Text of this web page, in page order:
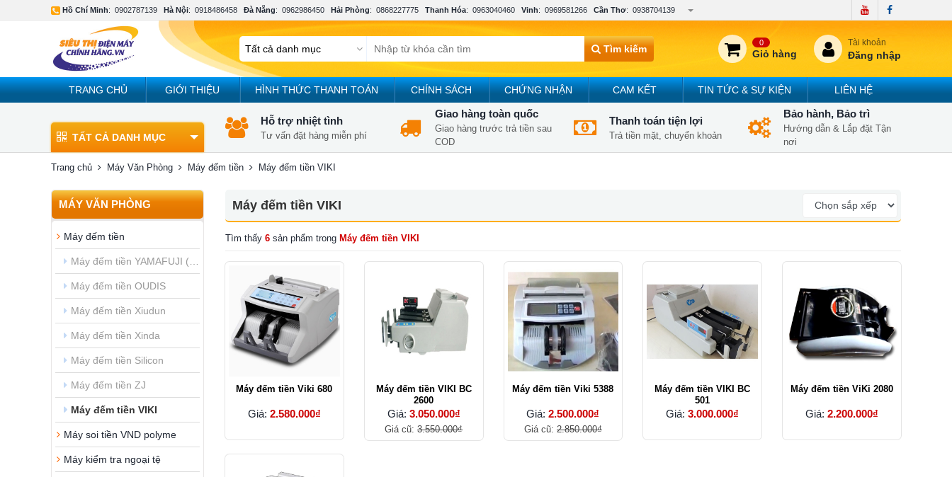
Hồ Chí Minh: 0902787139 Hà Nội: 0918486458 Đà Nẵng: 0962986450 Hải Phòng: 0868227775 Thanh Hóa: 0963040460 Vinh: 0969581266 Cần Thơ: 0938704139
Tìm kiếm
0
Giỏ hàng
Tài khoản
Đăng nhập
TRANG CHỦ GIỚI THIỆU HÌNH THỨC THANH TOÁN CHÍNH SÁCH CHỨNG NHẬN CAM KẾT TIN TỨC & SỰ KIỆN LIÊN HỆ
TẤT CẢ DANH MỤC
Hỗ trợ nhiệt tình
Tư vấn đặt hàng miễn phí
Giao hàng toàn quốc
Giao hàng trước trả tiền sau
COD
Thanh toán tiện lợi
Trả tiền mặt, chuyển khoản
Bảo hành, Bảo trì
Hướng dẫn & Lắp đặt Tận
nơi
Trang chủ Máy Văn Phòng Máy đếm tiền Máy đếm tiền VIKI
MÁY VĂN PHÒNG
Máy đếm tiền
Máy đếm tiền YAMAFUJI (Japan)
Máy đếm tiền OUDIS
Máy đếm tiền Xiudun
Máy đếm tiền Xinda
Máy đếm tiền Silicon
Máy đếm tiền ZJ
Máy đếm tiền VIKI
Máy soi tiền VND polyme
Máy kiểm tra ngoại tệ
Máy đếm tiền VIKI
Tìm thấy 6 sản phẩm trong Máy đếm tiền VIKI
Máy đếm tiền Viki 680
Giá: 2.580.000₫
Máy đếm tiền VIKI BC
2600
Giá: 3.050.000₫
Giá cũ:3.550.000₫
Máy đếm tiền Viki 5388
Giá:2.500.000₫
Giá cũ: 2.850.000₫
Máy đếm tiền VIKI BC
501
Giá:3.000.000₫
Máy đếm tiền ViKi 2080
Giá:2.200.000₫